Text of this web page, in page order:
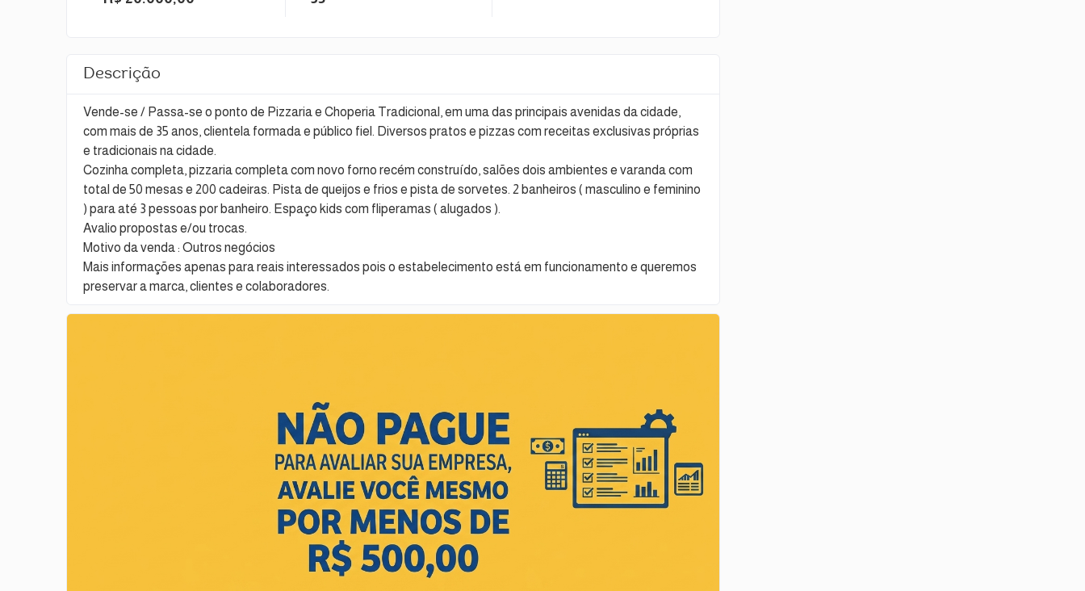
Descrição
Vende-se / Passa-se o ponto de Pizzaria e Choperia Tradicional, em uma das principais avenidas da cidade,
com mais de 35 anos, clientela formada e público fiel. Diversos pratos e pizzas com receitas exclusivas próprias
e tradicionais na cidade.
Cozinha completa, pizzaria completa com novo forno recém construído, salões dois ambientes e varanda com
total de 50 mesas e 200 cadeiras. Pista de queijos e frios e pista de sorvetes. 2 banheiros ( masculino e feminino
) para até 3 pessoas por banheiro. Espaço kids com fliperamas ( alugados ).
Avalio propostas e/ou trocas.
Motivo da venda : Outros negócios
Mais informações apenas para reais interessados pois o estabelecimento está em funcionamento e queremos
preservar a marca, clientes e colaboradores.